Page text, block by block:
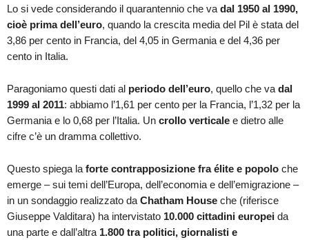
Lo si vede considerando il quarantennio che va dal 1950 al 1990,
cioè prima dell’euro, quando la crescita media del Pil è stata del
3,86 per cento in Francia, del 4,05 in Germania e del 4,36 per
cento in Italia.
Paragoniamo questi dati al periodo dell’euro, quello che va dal
1999 al 2011: abbiamo l’1,61 per cento per la Francia, l’1,32 per la
Germania e lo 0,68 per l’Italia. Un crollo verticale e dietro alle
cifre c’è un dramma collettivo.
Questo spiega la forte contrapposizione fra élite e popolo che
emerge – sui temi dell’Europa, dell’economia e dell’emigrazione –
in un sondaggio realizzato da Chatham House che (riferisce
Giuseppe Valditara) ha intervistato 10.000 cittadini europei da
una parte e dall’altra 1.800 tra politici, giornalisti e